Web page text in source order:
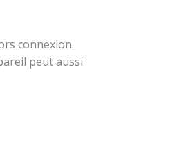
connexion.
peut aussi